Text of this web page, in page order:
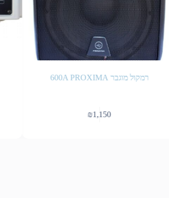
רמקול מוגבר 600A PROXIMA
1,150